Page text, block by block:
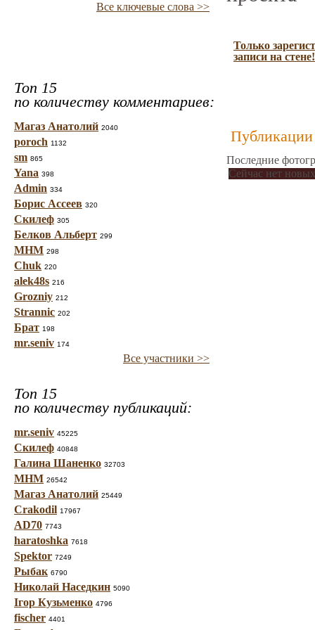
Все ключевые слова >>
Топ 15
по количеству комментариев:
Магаз Анатолий 2040
poroch 1132
sm 865
Yana 398
Admin 334
Борис Ассеев 320
Скилеф 305
Белков Альберт 299
МНМ 298
Chuk 220
alek48s 216
Grozniy 212
Strannic 202
Брат 198
mr.seniv 174
Все участники >>
Топ 15
по количеству публикаций:
mr.seniv 45225
Скилеф 40848
Галина Шаненко 32703
МНМ 26542
Магаз Анатолий 25449
Crakodil 17967
AD70 7743
haratoshka 7618
Spektor 7249
Рыбак 6790
Николай Наседкин 5090
Ігор Кузьменко 4796
fischer 4401
Только
записи на стене!
Публикации
Последние
Сейчас нет